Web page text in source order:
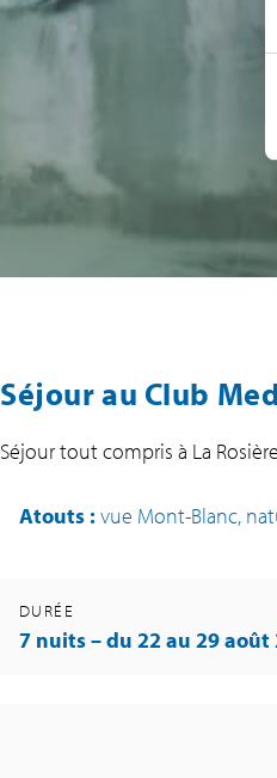
Séjour au Club
Séjour tout compris à La
Atouts : vue Mont-Blanc,
DURÉE
7 nuits – du 22 au 29 août